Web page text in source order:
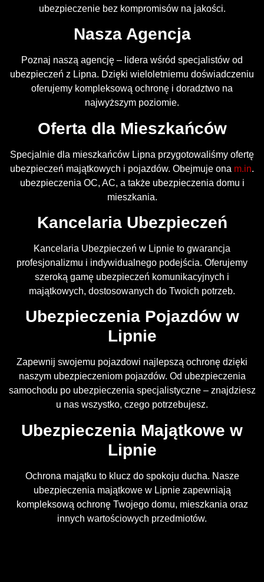
ubezpieczenie bez kompromisów na jakości.
Nasza Agencja
Poznaj naszą agencję – lidera wśród specjalistów od
ubezpieczeń z Lipna. Dzięki wieloletniemu doświadczeniu
oferujemy kompleksową ochronę i doradztwo na
najwyższym poziomie.
Oferta dla Mieszkańców
Specjalnie dla mieszkańców Lipna przygotowaliśmy ofertę
ubezpieczeń majątkowych i pojazdów. Obejmuje ona m.in.
ubezpieczenia OC, AC, a także ubezpieczenia domu i
mieszkania.
Kancelaria Ubezpieczeń
Kancelaria Ubezpieczeń w Lipnie to gwarancja
profesjonalizmu i indywidualnego podejścia. Oferujemy
szeroką gamę ubezpieczeń komunikacyjnych i
majątkowych, dostosowanych do Twoich potrzeb.
Ubezpieczenia Pojazdów w
Lipnie
Zapewnij swojemu pojazdowi najlepszą ochronę dzięki
naszym ubezpieczeniom pojazdów. Od ubezpieczenia
samochodu po ubezpieczenia specjalistyczne – znajdziesz
u nas wszystko, czego potrzebujesz.
Ubezpieczenia Majątkowe w
Lipnie
Ochrona majątku to klucz do spokoju ducha. Nasze
ubezpieczenia majątkowe w Lipnie zapewniają
kompleksową ochronę Twojego domu, mieszkania oraz
innych wartościowych przedmiotów.